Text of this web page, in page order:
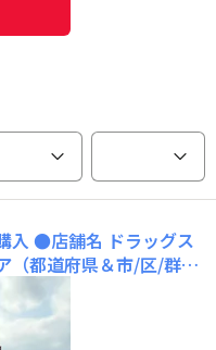
入 ●店舗名 ドラッグス
都道府県＆市/区/群）
るお酒 ホップのチル
すめポイント プライ
のWebサイト（公式H